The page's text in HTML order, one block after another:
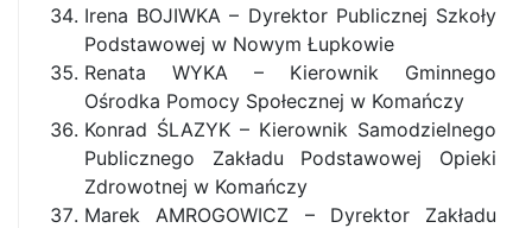
Irena BOJIWKA – Dyrektor Publicznej Szkoły
Podstawowej w Nowym Łupkowie
Renata WYKA – Kierownik Gminnego
Ośrodka Pomocy Społecznej w Komańczy
Konrad ŚLAZYK – Kierownik Samodzielnego
Publicznego Zakładu Podstawowej Opieki
Zdrowotnej w Komańczy
Marek AMROGOWICZ – Dyrektor Zakładu